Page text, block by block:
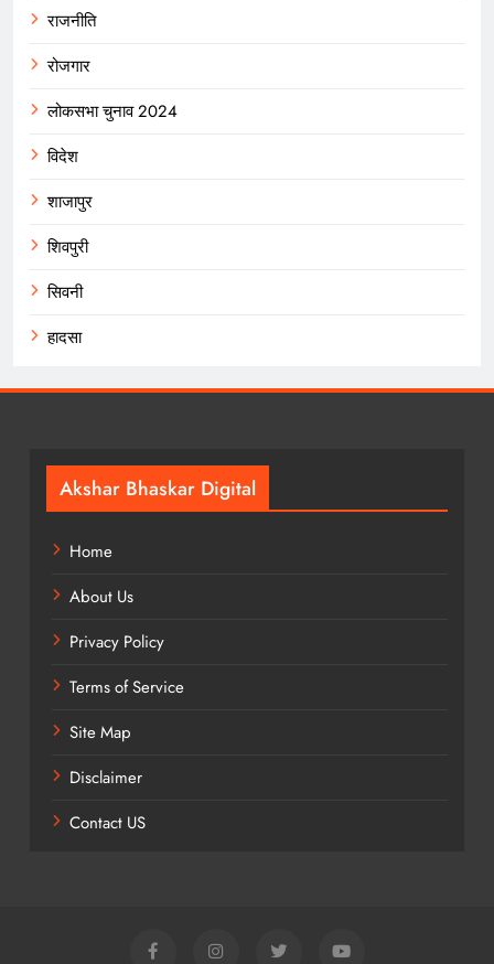
राजनीति
रोजगार
लोकसभा चुनाव 2024
विदेश
शाजापुर
शिवपुरी
सिवनी
हादसा
Akshar Bhaskar Digital
Home
About Us
Privacy Policy
Terms of Service
Site Map
Disclaimer
Contact US